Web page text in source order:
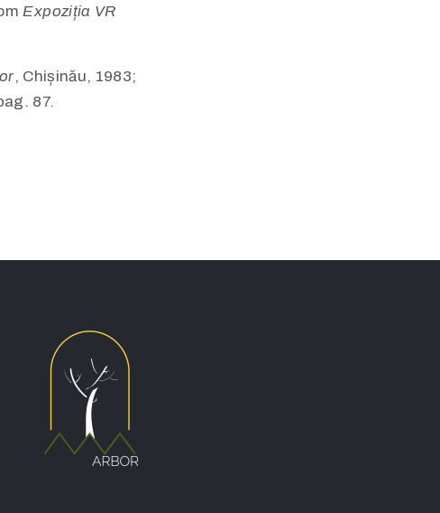
Expoziția VR
, Chișinău, 1983;
87.